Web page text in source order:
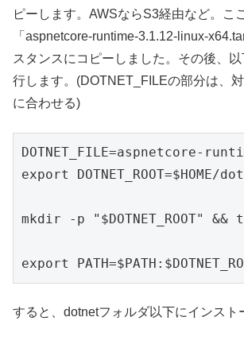
ピーします。AWSならS3経由など。こ
「aspnetcore-runtime-3.1.12-linux-
スタンスにコピーしました。その後、
行します。(DOTNET_FILEの部分は、
に合わせる)
DOTNET_FILE=aspnetcore-
export DOTNET_ROOT=$HOME/
mkdir -p "$DOTNET_ROOT" &&
export
すると、dotnetフォルダ以下にインスト